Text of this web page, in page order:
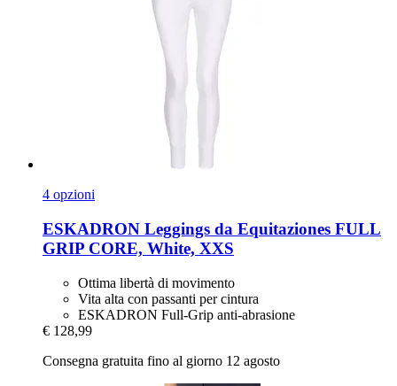
4 opzioni
ESKADRON Leggings da Equitaziones FULL
GRIP CORE, White, XXS
Ottima libertà di movimento
Vita alta con passanti per cintura
ESKADRON Full-Grip anti-abrasione
€ 128,99
Consegna gratuita fino al giorno 12 agosto